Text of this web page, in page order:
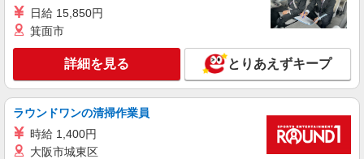
日給 15,850円
箕面市
詳細を見る とりあえずキープ
ラウンドワンの清掃作業員
時給 1,400円
大阪市城東区